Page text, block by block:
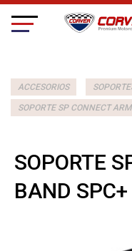
ACCESORIOS
SOPORTE SP CONNECT
SOPORTE
BAND SPC+